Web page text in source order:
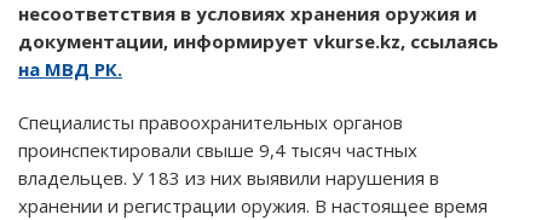
несоответствия в условиях хранения оружия и
документации, информирует vkurse.kz, ссылаясь
на МВД РК.
Специалисты правоохранительных органов
проинспектировали свыше 9,4 тысяч частных
владельцев. У 183 из них выявили нарушения в
хранении и регистрации оружия. В настоящее время